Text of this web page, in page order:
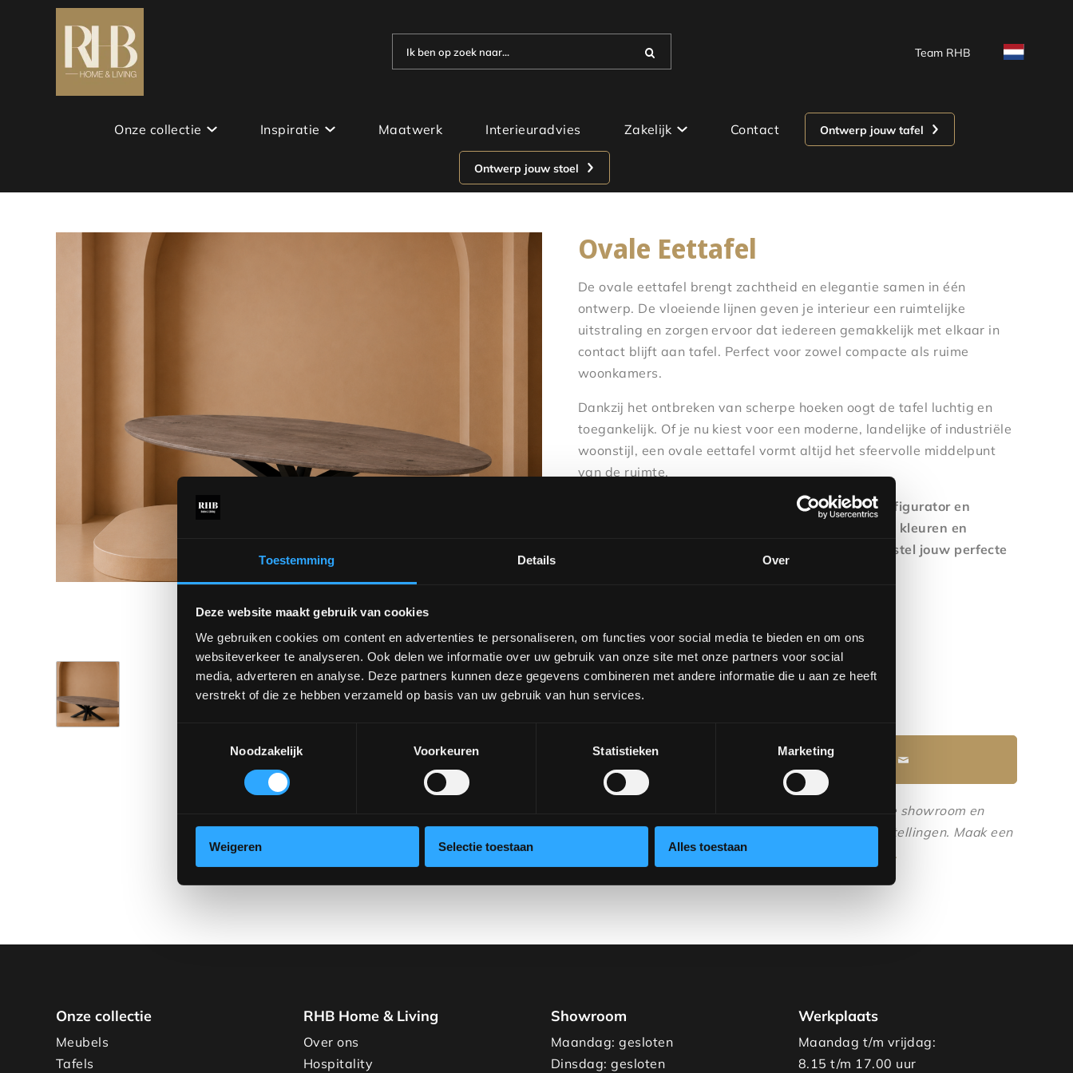
Toestemming Details Over
Deze website maakt gebruik van cookies
We gebruiken cookies om content en advertenties te personaliseren, om functies voor social media te bieden en om ons
websiteverkeer te analyseren. Ook delen we informatie over uw gebruik van onze site met onze partners voor social
media, adverteren en analyse. Deze partners kunnen deze gegevens combineren met andere informatie die u aan ze heeft
verstrekt of die ze hebben verzameld op basis van uw gebruik van hun services.
Noodzakelijk
Voorkeuren Statistieken Marketing
Weigeren Selectie toestaan Alles toestaan
Ik ben op zoek naar... Team RHB
Onze collectie Inspiratie Maatwerk Interieuradvies Zakelijk Contact Ontwerp jouw tafel
Ontwerp jouw stoel
Ovale Eettafel
De ovale eettafel brengt zachtheid en elegantie samen in één
ontwerp. De vloeiende lijnen geven je interieur een ruimtelijke
uitstraling en zorgen ervoor dat iedereen gemakkelijk met elkaar in
contact blijft aan tafel. Perfect voor zowel compacte als ruime
woonkamers.
Dankzij het ontbreken van scherpe hoeken oogt de tafel luchtig en
toegankelijk. Of je nu kiest voor een moderne, landelijke of industriële
woonstijl, een ovale eettafel vormt altijd het sfeervolle middelpunt
van de ruimte.
Benieuwd naar alle mogelijkheden? Bekijk de configurator en
ontdek alle beschikbare afmetingen, bladvormen, kleuren en
onderstellen. Bezoek onze showroom in Venlo en stel jouw perfecte
200 x 110 cm
220 x 120 cm
Maak een afspraak
Wil je dit product in het echt bekijken? Bezoek onze showroom en
ontdek de verschillende materialen, kleuren en opstellingen. Maak een
verkoop@rhbvenlo.nl .
Onze collectie
Meubels
Tafels
RHB Home & Living
Over ons
Hospitality
Showroom
Maandag: gesloten
Dinsdag: gesloten
Werkplaats
Maandag t/m vrijdag:
8.15 t/m 17.00 uur